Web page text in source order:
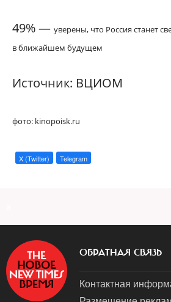
49% — уверены, что Россия станет
в ближайшем будущем
Источник: ВЦИОМ
фото: kinopoisk.ru
X (Twitter) Telegram
ОБРАТНАЯ СВЯЗЬ
Контактная